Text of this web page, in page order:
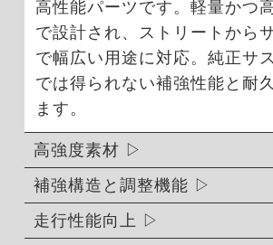
高性能パーツです。軽量かつ
で設計され、ストリートから
で幅広い用途に対応。純正サ
では得られない補強性能と耐
ます。
高強度素材
補強構造と調整機能
走行性能向上